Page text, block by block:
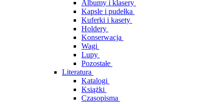
Albumy i klasery
Kapsle i pudełka
Kuferki i kasety
Holdery
Konserwacja
Wagi
Lupy
Pozostałe
Literatura
Katalogi
Książki
Czasopisma